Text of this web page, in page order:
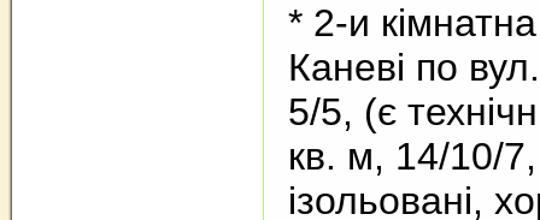
* 2-и
Каневі по
5/5, (є
кв. м, 14/10/7,
ізольовані,